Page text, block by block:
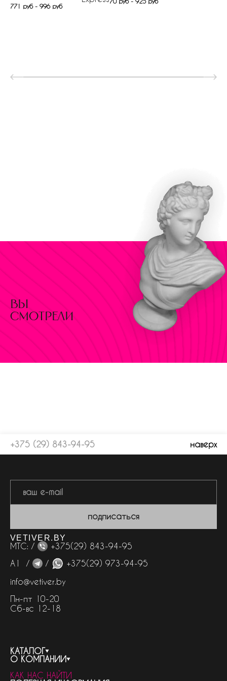
771 руб - 996 руб
вы
смотрели
+375 (29) 843-94-95 наверх
подписаться
VETIVER.BY
МТС: /
+375(29) 843-94-95
А1 /
/
+375(29) 973-94-95
info@vetiver.by
Пн-пт 10-20
Сб-вс 12-18
КАТАЛОГ
весь каталог
О КОМПАНИИ
КАК НАС НАЙТИ